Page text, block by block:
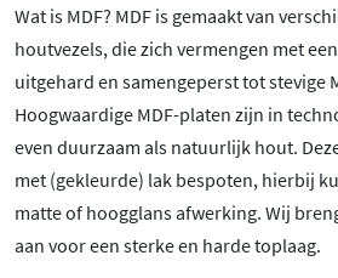
Wat is MDF? MDF is gemaakt van
houtvezels, die zich vermengen met
uitgehard en samengeperst tot stevige
Hoogwaardige MDF-platen zijn in
even duurzaam als natuurlijk hout.
met (gekleurde) lak bespoten, hierbij
matte of hoogglans afwerking. Wij
aan voor een sterke en harde toplaag.